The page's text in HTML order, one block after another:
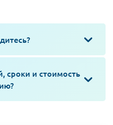
сроки и стоимость